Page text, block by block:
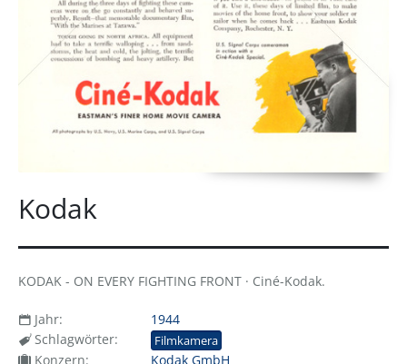
Kodak
KODAK - ON EVERY FIGHTING FRONT · Ciné-Kodak.
Jahr:
1944
Schlagwörter:
Filmkamera
Konzern:
Kodak GmbH